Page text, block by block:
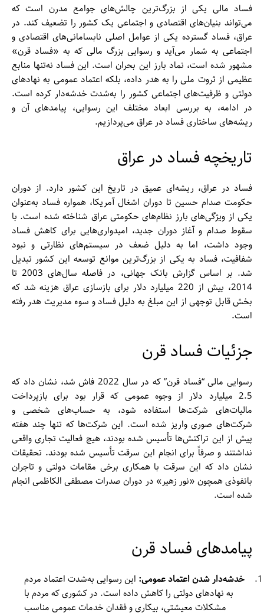
فساد مالی یکی از بزرگ‌ترین چالش‌های جوامع مدرن است که
می‌تواند بنیان‌های اقتصادی و اجتماعی یک کشور را تضعیف کند. در
عراق، فساد گسترده یکی از عوامل اصلی نابسامانی‌های اقتصادی و
اجتماعی به شمار می‌آید و رسوایی بزرگ مالی که به «فساد قرن»
مشهور شده است، نماد بارز این بحران است. این فساد نه‌تنها منابع
عظیمی از ثروت ملی را به هدر داده، بلکه اعتماد عمومی به نهادهای
دولتی و ظرفیت‌های اجتماعی کشور را به‌شدت خدشه‌دار کرده است.
در ادامه، به بررسی ابعاد مختلف این رسوایی، پیامدهای آن و
ریشه‌های ساختاری فساد در عراق می‌پردازیم.
تاریخچه فساد در عراق
فساد در عراق، ریشه‌ای عمیق در تاریخ این کشور دارد. از دوران
حکومت صدام حسین تا دوران اشغال آمریکا، همواره فساد به‌عنوان
یکی از ویژگی‌های بارز نظام‌های حکومتی عراق شناخته شده است. با
سقوط صدام و آغاز دوران جدید، امیدواری‌هایی برای کاهش فساد
وجود داشت، اما به دلیل ضعف در سیستم‌های نظارتی و نبود
شفافیت، فساد به یکی از بزرگ‌ترین موانع توسعه این کشور تبدیل
شد. بر اساس گزارش بانک جهانی، در فاصله سال‌های 2003 تا
2014، بیش از 220 میلیارد دلار برای بازسازی عراق هزینه شد که
بخش قابل توجهی از این مبلغ به دلیل فساد و سوء مدیریت هدر رفته
است​.
جزئیات فساد قرن
رسوایی مالی “فساد قرن” که در سال 2022 فاش شد، نشان داد که
2.5 میلیارد دلار از وجوه عمومی که قرار بود برای بازپرداخت
مالیات‌های شرکت‌ها استفاده شود، به حساب‌های شخصی و
شرکت‌های صوری واریز شده است. این شرکت‌ها که تنها چند هفته
پیش از این تراکنش‌ها تأسیس شده بودند، هیچ فعالیت تجاری واقعی
نداشتند و صرفاً برای انجام این سرقت تأسیس شده بودند. تحقیقات
نشان داد که این سرقت با همکاری برخی مقامات دولتی و تاجران
بانفوذی همچون «نور زهیر» در دوران صدرات مصطفی الکاظمی انجام
شده است​.
پیامدهای فساد قرن
خدشه‌دار شدن اعتماد عمومی: این رسوایی به‌شدت اعتماد مردم
به نهادهای دولتی را کاهش داده است. در کشوری که مردم با
مشکلات معیشتی، بیکاری و فقدان خدمات عمومی مناسب